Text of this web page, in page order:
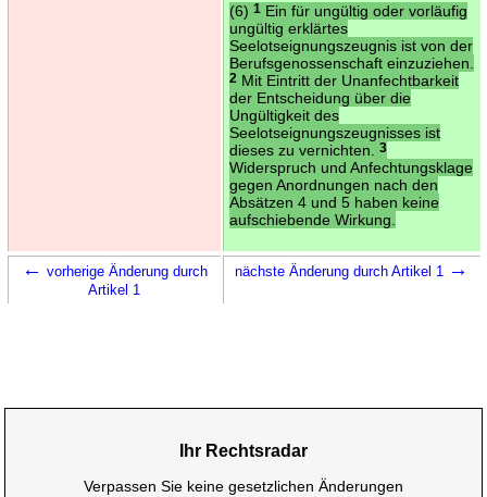
(6) 1Ein für ungültig oder vorläufig
ungültig erklärtes
Seelotseignungszeugnis ist von der
Berufsgenossenschaft einzuziehen.
2Mit Eintritt der Unanfechtbarkeit
der Entscheidung über die
Ungültigkeit des
Seelotseignungszeugnisses ist
dieses zu vernichten.
3
Widerspruch und Anfechtungsklage
gegen Anordnungen nach den
Absätzen 4 und 5 haben keine
aufschiebende Wirkung.
← vorherige Änderung durch
Artikel 1
nächste Änderung durch Artikel 1 →
Ihr Rechtsradar
Verpassen Sie keine gesetzlichen Änderungen